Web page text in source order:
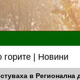
горите | Новини
в Регионална